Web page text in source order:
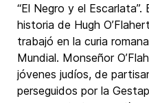
“El Negro y el
historia de Hugh
trabajó en la curia
Mundial. Monseñor
jóvenes judíos, de
perseguidos por la